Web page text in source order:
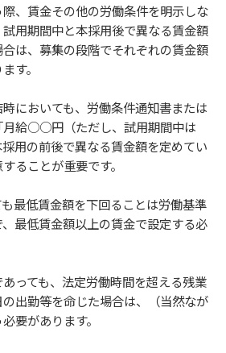
、賃金その他の労働条件を明示しな
用期間中と本採用後で異なる賃金額
は、募集の段階でそれぞれの賃金額
す。
においても、労働条件通知書または
月給○○円（ただし、試用期間中は
用の前後で異なる賃金額を定めてい
ることが重要です。
最低賃金額を下回ることは労働基準
最低賃金額以上の賃金で設定する必
っても、法定労働時間を超える残業
出勤等を命じた場合は、（当然なが
要があります。